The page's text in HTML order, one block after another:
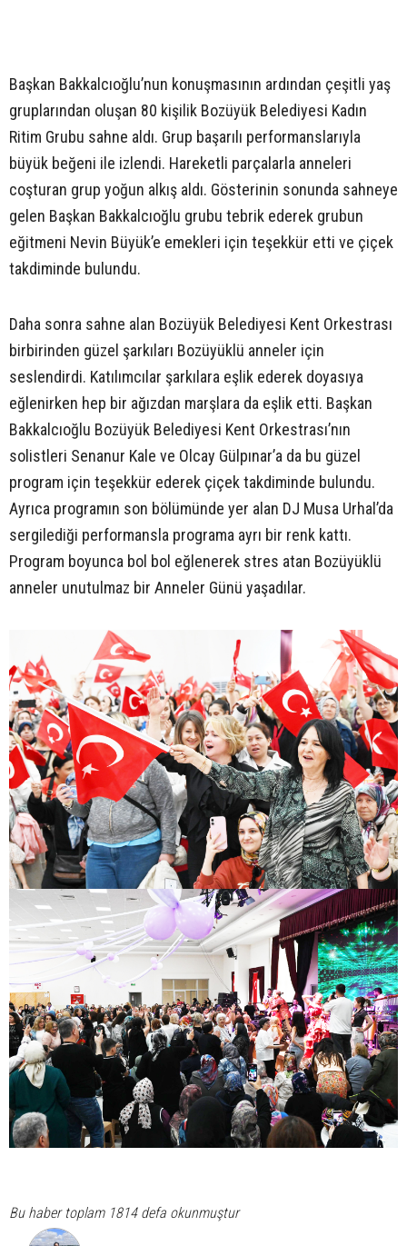
Başkan Bakkalcıoğlu’nun konuşmasının ardından çeşitli yaş
gruplarından oluşan 80 kişilik Bozüyük Belediyesi Kadın
Ritim Grubu sahne aldı. Grup başarılı performanslarıyla
büyük beğeni ile izlendi. Hareketli parçalarla anneleri
coşturan grup yoğun alkış aldı. Gösterinin sonunda sahneye
gelen Başkan Bakkalcıoğlu grubu tebrik ederek grubun
eğitmeni Nevin Büyük’e emekleri için teşekkür etti ve çiçek
takdiminde bulundu.
Daha sonra sahne alan Bozüyük Belediyesi Kent Orkestrası
birbirinden güzel şarkıları Bozüyüklü anneler için
seslendirdi. Katılımcılar şarkılara eşlik ederek doyasıya
eğlenirken hep bir ağızdan marşlara da eşlik etti. Başkan
Bakkalcıoğlu Bozüyük Belediyesi Kent Orkestrası’nın
solistleri Senanur Kale ve Olcay Gülpınar’a da bu güzel
program için teşekkür ederek çiçek takdiminde bulundu.
Ayrıca programın son bölümünde yer alan DJ Musa Urhal’da
sergilediği performansla programa ayrı bir renk kattı.
Program boyunca bol bol eğlenerek stres atan Bozüyüklü
anneler unutulmaz bir Anneler Günü yaşadılar.
Bu haber toplam 1814 defa okunmuştur